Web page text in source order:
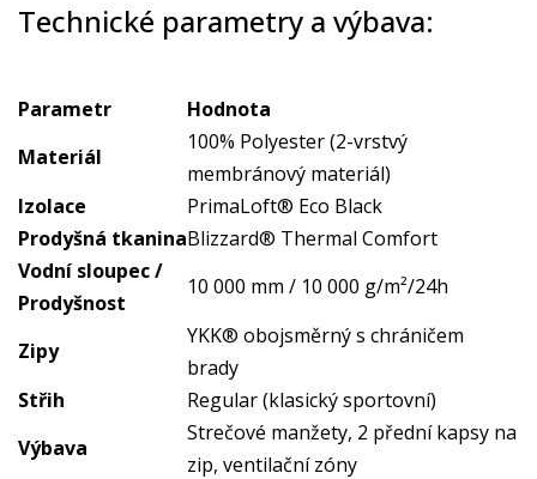
Technické parametry a výbava:
Parametr
Hodnota
Materiál
100% Polyester (2-vrstvý
membránový materiál)
Izolace
PrimaLoft® Eco Black
Prodyšná tkaninaBlizzard® Thermal Comfort
Vodní sloupec /
Prodyšnost
10 000 mm / 10 000 g/m²/24h
Zipy
YKK® obojsměrný s chráničem
brady
Střih
Regular (klasický sportovní)
Výbava
Strečové manžety, 2 přední kapsy na
zip, ventilační zóny